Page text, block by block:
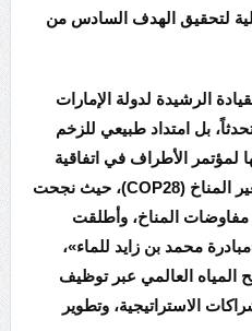
لتحقيق الهدف السادس من
الرشيدة لدولة الإمارات
بل امتداد طبيعي للزخم
لمؤتمر الأطراف في اتفاقية
المناخ (COP28)، حيث نجحت
المناخ، وأطلقت
محمد بن زايد للماء»،
المياه العالمي عبر توظيف
الاستراتيجية، وتطوير